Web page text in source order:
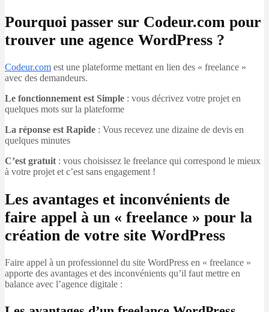
Pourquoi passer sur Codeur.com pour
trouver une agence WordPress ?
Codeur.com est une plateforme mettant en lien des « freelance »
avec des demandeurs.
Le fonctionnement est Simple : vous décrivez votre projet en
quelques mots sur la plateforme
La réponse est Rapide : Vous recevez une dizaine de devis en
quelques minutes
C’est gratuit : vous choisissez le freelance qui correspond le mieux
à votre projet et c’est sans engagement !
Les avantages et inconvénients de
faire appel à un « freelance » pour la
création de votre site WordPress
Faire appel à un professionnel du site WordPress en « freelance »
apporte des avantages et des inconvénients qu’il faut mettre en
balance avec l’agence digitale :